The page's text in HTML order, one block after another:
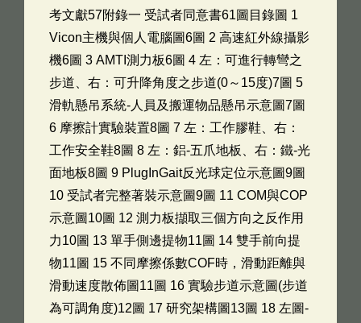
考文獻57附錄一 受試者同意書61圖目錄圖 1
Vicon主機與個人電腦圖6圖 2 高速紅外線攝影
機6圖 3 AMTI測力板6圖 4 左：可進行轉彎之
步道、右：可升降角度之步道(0～15度)7圖 5
滑軌懸吊系統-人員及搬運物品懸吊示意圖7圖
6 摩擦計實驗裝置8圖 7 左：工作膠鞋、右：
工作安全鞋8圖 8 左：鋁-五爪地板、右：鐵-光
面地板8圖 9 PlugInGait反光球定位示意圖9圖
10 受試者完整著裝示意圖9圖 11 COM與COP
示意圖10圖 12 測力板擷取三個方向之反作用
力10圖 13 單手側邊提物11圖 14 雙手前向提
物11圖 15 不同摩擦係數COF時，滑動距離與
滑動速度散佈圖11圖 16 實驗步道示意圖(步道
為可調角度)12圖 17 研究架構圖13圖 18 左圖-